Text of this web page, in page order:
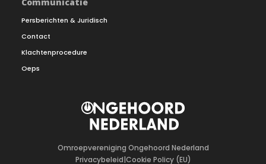
Communicatie
Persberichten & Juridisch
Contact
Klachtenprocedure
Oeps
Omroepvereniging Ongehoord Nederland
Privacybeleid|Cookie Policy (EU)